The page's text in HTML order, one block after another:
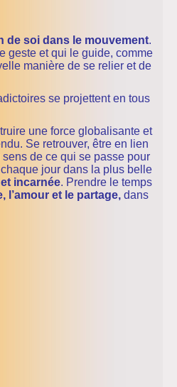
de soi dans le mouvement.
geste et qui le guide, comme
manière de se relier et de
se projettent en tous
une force globalisante et
Se retrouver, être en lien
de ce qui se passe pour
jour dans la plus belle
incarnée. Prendre le temps
l’amour et le partage,dans